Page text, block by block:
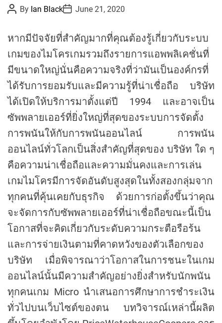
sP
o
A
t
o
r
By Ian BlackP
o
D
t
e
June 21, 2020
หากมีปัจจัยที่สำคัญมากที่คุณต้องรู้เกี่ยวกับระบบ
เกมของไมโครเกมรวมถึงรายการแอพพลิเคชั่นที่
มีขนาดใหญ่นั่นคือความจริงที่ว่ามันเป็นองค์กรที่
ได้รับการยอมรับและมีความรู้ที่น่าเชื่อถือ บริษัท
ได้เปิดให้บริการมาตั้งแต่ปี 1994 และอาจเป็น
ซัพพลายเออร์ที่ยิ่งใหญ่ที่สุดของระบบการจัดตั้ง
การพนันให้กับการพนันออนไลน์ การพนัน
ออนไลน์ทั่วโลกเป็นสิ่งสำคัญที่สุดของ บริษัท ใด ๆ
คือความน่าเชื่อถือและความมั่นคงและการเล่น
เกมไมโครมีการจัดอันดับสูงสุดในทั้งสองกลุ่มจาก
ทุกคนที่คุ้นเคยกับธุรกิจ ด้วยการก่อตั้งขึ้นว่าคุณ
จะจัดการกับซัพพลายเออร์ที่น่าเชื่อถือขณะนี้เป็น
โอกาสที่จะคิดเกี่ยวกับระดับความกระตือรือร้น
และการจ่ายเงินตามที่คาดหวังของตัวเลือกของ
บริษัท เมื่อพิจารณาว่าโอกาสในการชนะในเกม
ออนไลน์นั้นมีความสำคัญอย่างยิ่งสำหรับนักพนัน
ทุกคนเกม Micro นำเสนอการศึกษาการชำระเงิน
ทั่วไปบนเว็บไซต์ของตน บทวิจารณ์เหล่านี้ผลิต